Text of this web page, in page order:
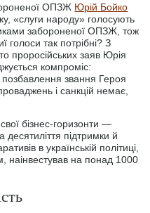
ОПЗЖ Юрій Бойко
«слуги народу» голосують
забороненої ОПЗЖ, тож
голоси так потрібні? З
проросійських заяв Юрія
компроміс:
звання Героя
і санкцій немає,
бізнес-горизонти —
підтримки й
в українській політиці,
на понад 1000